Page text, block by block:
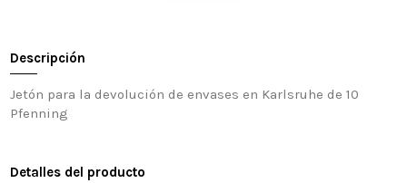
Descripción
Jetón para la devolución de envases en Karlsruhe de 10
Pfenning
Detalles del producto